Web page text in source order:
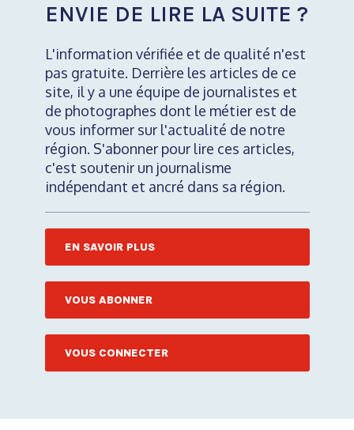
ENVIE DE LIRE LA SUITE ?
L'information vérifiée et de qualité n'est
pas gratuite. Derrière les articles de ce
site, il y a une équipe de journalistes et
de photographes dont le métier est de
vous informer sur l'actualité de notre
région. S'abonner pour lire ces articles,
c'est soutenir un journalisme
indépendant et ancré dans sa région.
EN SAVOIR PLUS
VOUS ABONNER
VOUS CONNECTER